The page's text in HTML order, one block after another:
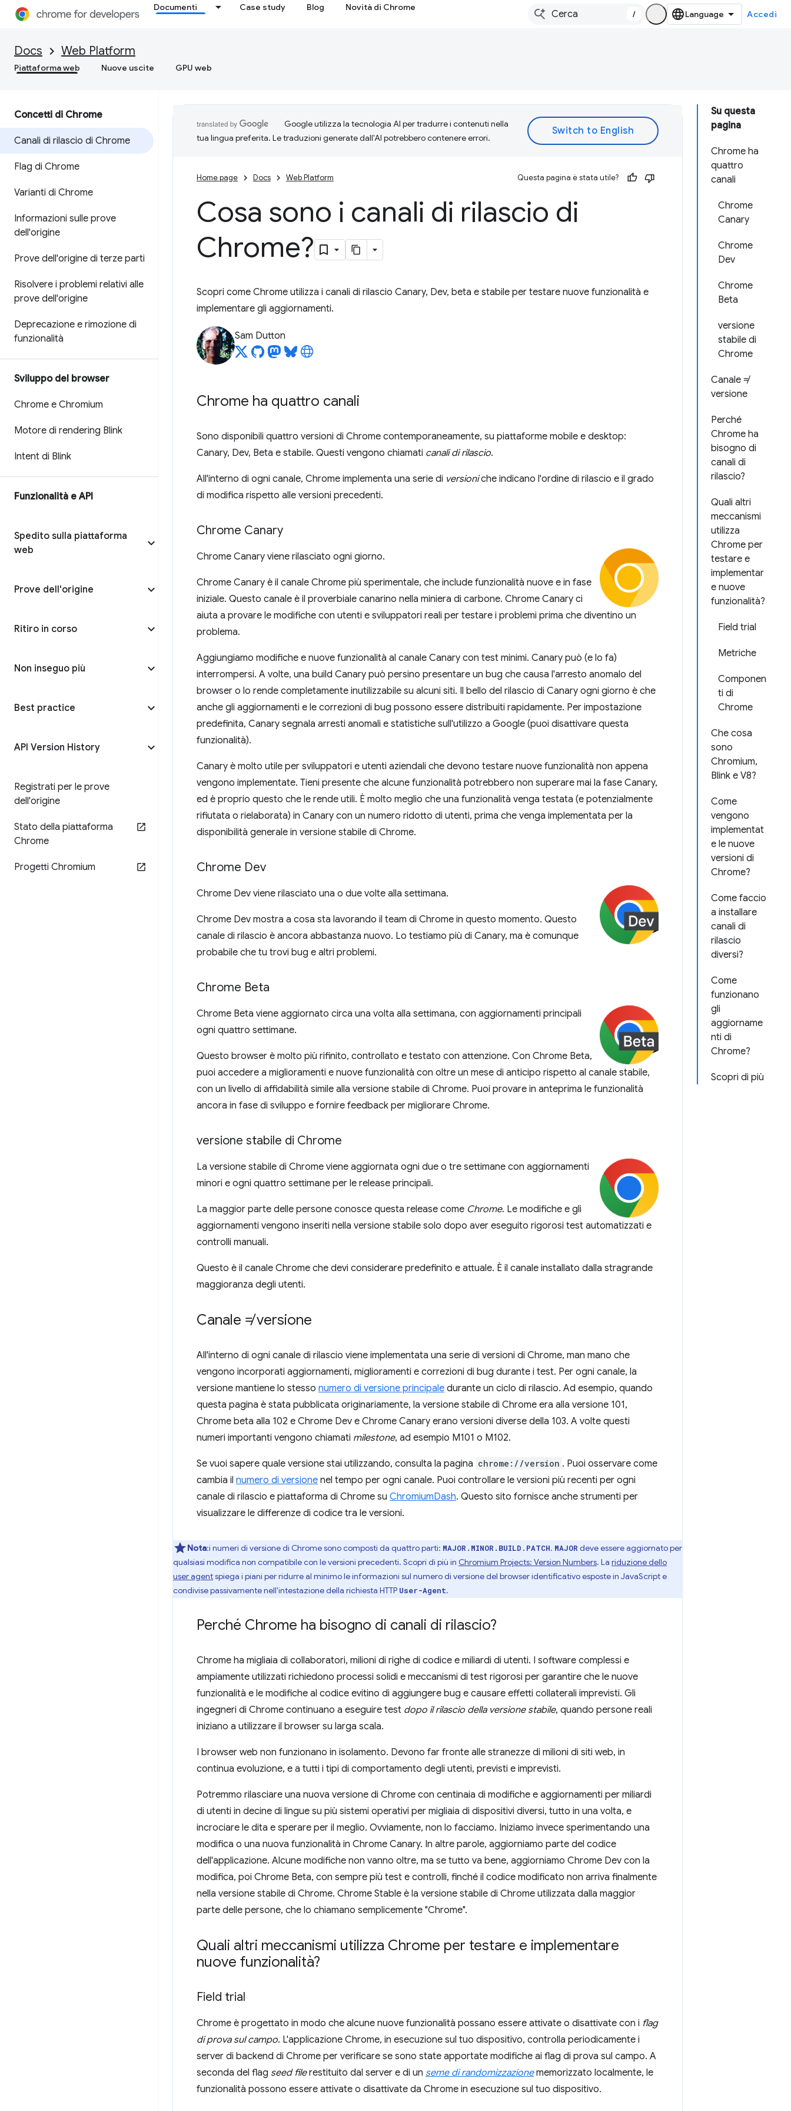
Documenti Case study Blog Novità di Chrome
/ Accedi
Docs Web Platform
Piattaforma web Nuove uscite GPU web
Concetti di Chrome
Canali di rilascio di Chrome
Flag di Chrome
Varianti di Chrome
Informazioni sulle prove
dell'origine
Prove dell'origine di terze parti
Risolvere i problemi relativi alle
prove dell'origine
Deprecazione e rimozione di
funzionalità
Sviluppo del browser
Chrome e Chromium
Motore di rendering Blink
Intent di Blink
Funzionalità e API
Spedito sulla piattaforma
web
Prove dell'origine
Ritiro in corso
Non inseguo più
Best practice
API Version History
Registrati per le prove
dell'origine
Stato della piattaforma
Chrome
Progetti Chromium
Su questa
pagina
Chrome ha
quattro
canali
Chrome
Canary
Chrome
Dev
Chrome
Beta
versione
stabile di
Chrome
Canale ≠
versione
Perché
Chrome ha
bisogno di
canali di
rilascio?
Quali altri
meccanismi
utilizza
Chrome per
testare e
implementar
e nuove
funzionalità?
Field trial
Metriche
Componen
ti di
Chrome
Che cosa
sono
Chromium,
Blink e V8?
Come
vengono
implementat
e le nuove
versioni di
Chrome?
Come faccio
a installare
canali di
rilascio
diversi?
Come
funzionano
gli
aggiorname
nti di
Chrome?
Scopri di più
Google utilizza la tecnologia AI per tradurre i contenuti nella
tua lingua preferita. Le traduzioni generate dall'AI potrebbero contenere errori.
Home page Docs Web Platform Questa pagina è stata utile?
Cosa sono i canali di rilascio di
Chrome?
Scopri come Chrome utilizza i canali di rilascio Canary, Dev, beta e stabile per testare nuove funzionalità e
implementare gli aggiornamenti.
Sam Dutton
Chrome ha quattro canali
Sono disponibili quattro versioni di Chrome contemporaneamente, su piattaforme mobile e desktop:
Canary, Dev, Beta e stabile. Questi vengono chiamati canali di rilascio.
All'interno di ogni canale, Chrome implementa una serie di versioniche indicano l'ordine di rilascio e il grado
di modifica rispetto alle versioni precedenti.
Chrome Canary
Chrome Canary viene rilasciato ogni giorno.
Chrome Canary è il canale Chrome più sperimentale, che include funzionalità nuove e in fase
iniziale. Questo canale è il proverbiale canarino nella miniera di carbone. Chrome Canary ci
aiuta a provare le modifiche con utenti e sviluppatori reali per testare i problemi prima che diventino un
problema.
Aggiungiamo modifiche e nuove funzionalità al canale Canary con test minimi. Canary può (e lo fa)
interrompersi. A volte, una build Canary può persino presentare un bug che causa l'arresto anomalo del
browser o lo rende completamente inutilizzabile su alcuni siti. Il bello del rilascio di Canary ogni giorno è che
anche gli aggiornamenti e le correzioni di bug possono essere distribuiti rapidamente. Per impostazione
predefinita, Canary segnala arresti anomali e statistiche sull'utilizzo a Google (puoi disattivare questa
funzionalità).
Canary è molto utile per sviluppatori e utenti aziendali che devono testare nuove funzionalità non appena
vengono implementate. Tieni presente che alcune funzionalità potrebbero non superare mai la fase Canary,
ed è proprio questo che le rende utili. È molto meglio che una funzionalità venga testata (e potenzialmente
rifiutata o rielaborata) in Canary con un numero ridotto di utenti, prima che venga implementata per la
disponibilità generale in versione stabile di Chrome.
Chrome Dev
Chrome Dev viene rilasciato una o due volte alla settimana.
Chrome Dev mostra a cosa sta lavorando il team di Chrome in questo momento. Questo
canale di rilascio è ancora abbastanza nuovo. Lo testiamo più di Canary, ma è comunque
probabile che tu trovi bug e altri problemi.
Chrome Beta
Chrome Beta viene aggiornato circa una volta alla settimana, con aggiornamenti principali
ogni quattro settimane.
Questo browser è molto più rifinito, controllato e testato con attenzione. Con Chrome Beta,
puoi accedere a miglioramenti e nuove funzionalità con oltre un mese di anticipo rispetto al canale stabile,
con un livello di affidabilità simile alla versione stabile di Chrome. Puoi provare in anteprima le funzionalità
ancora in fase di sviluppo e fornire feedback per migliorare Chrome.
versione stabile di Chrome
La versione stabile di Chrome viene aggiornata ogni due o tre settimane con aggiornamenti
minori e ogni quattro settimane per le release principali.
La maggior parte delle persone conosce questa release come Chrome. Le modifiche e gli
aggiornamenti vengono inseriti nella versione stabile solo dopo aver eseguito rigorosi test automatizzati e
controlli manuali.
Questo è il canale Chrome che devi considerare predefinito e attuale. È il canale installato dalla stragrande
maggioranza degli utenti.
Canale ≠ versione
All'interno di ogni canale di rilascio viene implementata una serie di versioni di Chrome, man mano che
vengono incorporati aggiornamenti, miglioramenti e correzioni di bug durante i test. Per ogni canale, la
versione mantiene lo stesso numero di versione principale durante un ciclo di rilascio. Ad esempio, quando
questa pagina è stata pubblicata originariamente, la versione stabile di Chrome era alla versione 101,
Chrome beta alla 102 e Chrome Dev e Chrome Canary erano versioni diverse della 103. A volte questi
numeri importanti vengono chiamati milestone, ad esempio M101 o M102.
Se vuoi sapere quale versione stai utilizzando, consulta la pagina chrome://version . Puoi osservare come
cambia il numero di versione nel tempo per ogni canale. Puoi controllare le versioni più recenti per ogni
canale di rilascio e piattaforma di Chrome su ChromiumDash. Questo sito fornisce anche strumenti per
visualizzare le differenze di codice tra le versioni.
Nota:i numeri di versione di Chrome sono composti da quattro parti: MAJOR.MINOR.BUILD.PATCH. MAJOR deve essere aggiornato per
qualsiasi modifica non compatibile con le versioni precedenti. Scopri di più in Chromium Projects: Version Numbers. La riduzione dello
user agentspiega i piani per ridurre al minimo le informazioni sul numero di versione del browser identificativo esposte in JavaScript e
condivise passivamente nell'intestazione della richiesta HTTP User-Agent.
Perché Chrome ha bisogno di canali di rilascio?
Chrome ha migliaia di collaboratori, milioni di righe di codice e miliardi di utenti. I software complessi e
ampiamente utilizzati richiedono processi solidi e meccanismi di test rigorosi per garantire che le nuove
funzionalità e le modifiche al codice evitino di aggiungere bug e causare effetti collaterali imprevisti. Gli
ingegneri di Chrome continuano a eseguire test dopo il rilascio della versione stabile, quando persone reali
iniziano a utilizzare il browser su larga scala.
I browser web non funzionano in isolamento. Devono far fronte alle stranezze di milioni di siti web, in
continua evoluzione, e a tutti i tipi di comportamento degli utenti, previsti e imprevisti.
Potremmo rilasciare una nuova versione di Chrome con centinaia di modifiche e aggiornamenti per miliardi
di utenti in decine di lingue su più sistemi operativi per migliaia di dispositivi diversi, tutto in una volta, e
incrociare le dita e sperare per il meglio. Ovviamente, non lo facciamo. Iniziamo invece sperimentando una
modifica o una nuova funzionalità in Chrome Canary. In altre parole, aggiorniamo parte del codice
dell'applicazione. Alcune modifiche non vanno oltre, ma se tutto va bene, aggiorniamo Chrome Dev con la
modifica, poi Chrome Beta, con sempre più test e controlli, finché il codice modificato non arriva finalmente
nella versione stabile di Chrome. Chrome Stable è la versione stabile di Chrome utilizzata dalla maggior
parte delle persone, che lo chiamano semplicemente "Chrome".
Quali altri meccanismi utilizza Chrome per testare e implementare
nuove funzionalità?
Field trial
Chrome è progettato in modo che alcune nuove funzionalità possano essere attivate o disattivate con i flag
di prova sul campo. L'applicazione Chrome, in esecuzione sul tuo dispositivo, controlla periodicamente i
server di backend di Chrome per verificare se sono state apportate modifiche ai flag di prova sul campo. A
seconda del flag seed filerestituito dal server e di un seme di randomizzazionememorizzato localmente, le
funzionalità possono essere attivate o disattivate da Chrome in esecuzione sul tuo dispositivo.